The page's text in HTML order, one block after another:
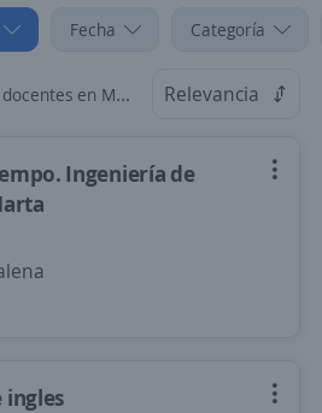
Fecha Categoría
en Magdalena Relevancia
Ingeniería de